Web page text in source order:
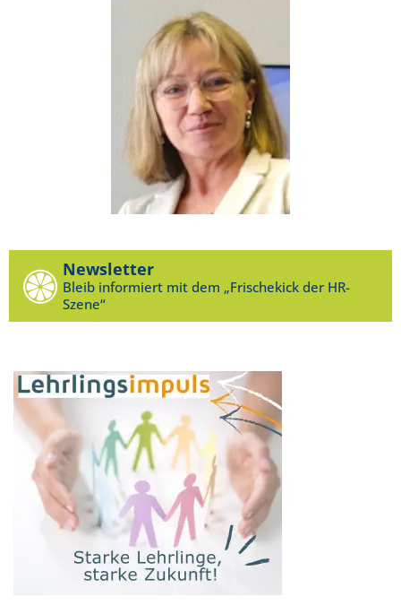
Newsletter
Bleib informiert mit dem „Frischekick der HR-
Szene“